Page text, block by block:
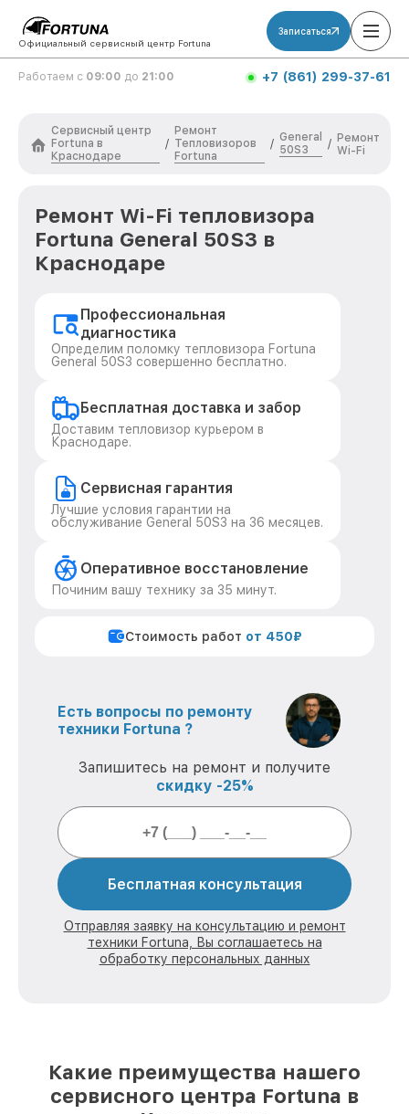
Официальный сервисный центр Fortuna
Записаться
Работаем с 09:00 до 21:00 +7 (861) 299-37-61
Сервисный центр
Fortuna в
Краснодаре
/
Ремонт
Тепловизоров
Fortuna
/
General
50S3
/ Ремонт
Wi-Fi
Ремонт Wi-Fi тепловизора
Fortuna General 50S3 в
Краснодаре
Профессиональная
диагностика
Определим поломку тепловизора Fortuna
General 50S3 совершенно бесплатно.
Бесплатная доставка и забор
Доставим тепловизор курьером в
Краснодаре.
Сервисная гарантия
Лучшие условия гарантии на
обслуживание General 50S3 на 36 месяцев.
Оперативное восстановление
Починим вашу технику за 35 минут.
Стоимость работ от 450₽
Есть вопросы по ремонту
техники Fortuna ?
Запишитесь на ремонт и получите
скидку -25%
Бесплатная консультация
Отправляя заявку на консультацию и ремонт
техники Fortuna, Вы соглашаетесь на
обработку персональных данных
Какие преимущества нашего
сервисного центра Fortuna в